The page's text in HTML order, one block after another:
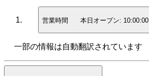
営業時間 本日オープン: 10:00:00
一部の情報は自動翻訳されています